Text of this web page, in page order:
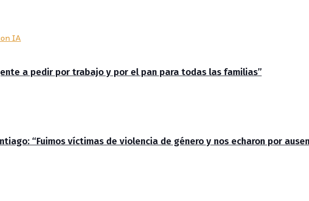
a pedir por trabajo y por el pan para todas las familias”
“Fuimos víctimas de violencia de género y nos echaron por